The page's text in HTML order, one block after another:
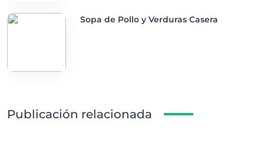
Sopa de Pollo y Verduras Casera
Publicación relacionada